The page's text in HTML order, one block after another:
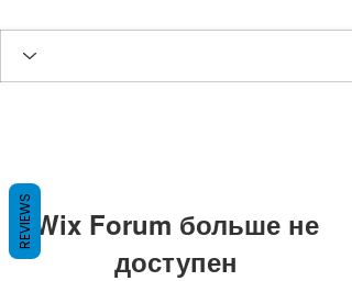
Wix Forum больше не
доступен
REVIEWS